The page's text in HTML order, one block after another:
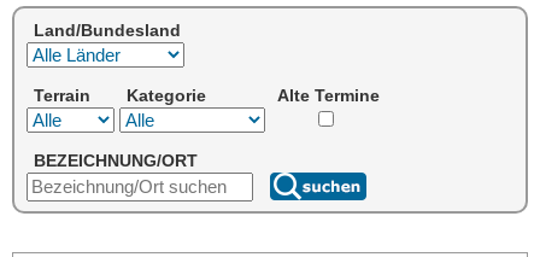
Land/Bundesland
Terrain Kategorie Alte Termine
BEZEICHNUNG/ORT